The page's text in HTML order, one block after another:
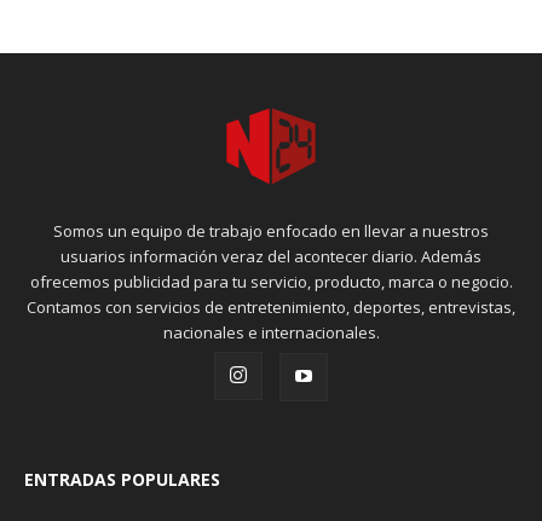
Somos un equipo de trabajo enfocado en llevar a nuestros
usuarios información veraz del acontecer diario. Además
ofrecemos publicidad para tu servicio, producto, marca o negocio.
Contamos con servicios de entretenimiento, deportes, entrevistas,
nacionales e internacionales.
ENTRADAS POPULARES